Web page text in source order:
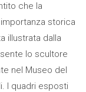
che la
storica
illustrata dalla
lo scultore
nel Museo del
I quadri esposti